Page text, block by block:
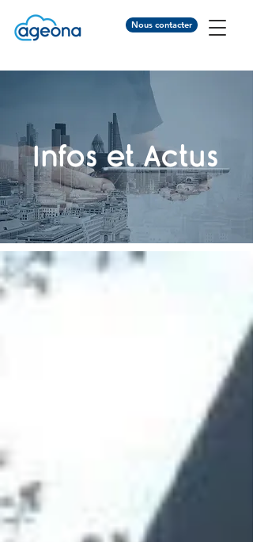
Nous contacter
Infos et Actus